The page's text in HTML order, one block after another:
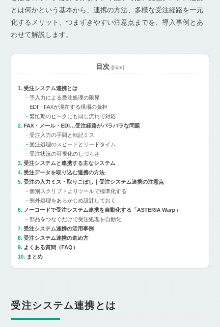
とは何かという基本から、連携の方法、多様な受注経路を一元
化するメリット、つまずきやすい注意点までを、導入事例とあ
わせて解説します。
目次 [hide]
受注システム連携とは
手入力による受注処理の限界
EDI・FAXが混在する現場の負担
繁忙期のピークにも同じ流れで対応
FAX・メール・EDI…受注経路がバラバラな問題
受注入力の手間と転記ミス
受注処理のスピードとリードタイム
受注状況の可視化のしづらさ
受注システムと連携する主なシステム
受注データを取り込む連携の方法
受注の入力ミス・取りこぼし｜受注システム連携の注意点
個別スクリプトよりツールで標準化する
例外処理をあらかじめ設計しておく
ノーコードで受注システム連携を自動化する「ASTERIA Warp」
部品をつなぐだけで受注処理を自動化
受注システム連携の活用事例
受注システム連携の進め方
よくある質問（FAQ）
まとめ
受注システム連携とは